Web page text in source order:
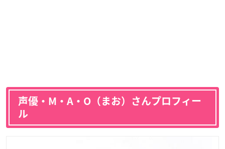
声優・ M・A・O （まお）さんプロフィー
ル